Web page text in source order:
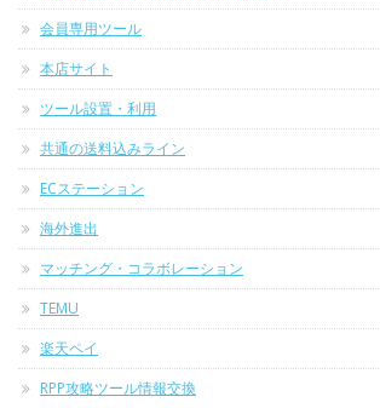
会員専用ツール
本店サイト
ツール設置・利用
共通の送料込みライン
ECステーション
海外進出
マッチング・コラボレーション
TEMU
楽天ペイ
RPP攻略ツール情報交換